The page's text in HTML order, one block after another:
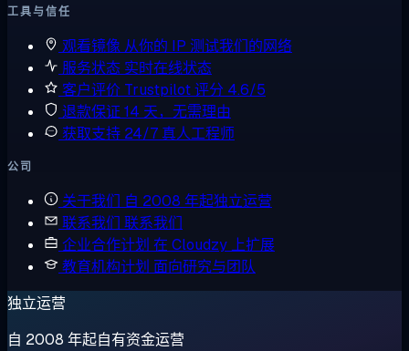
工具与信任
观看镜像 从你的 IP 测试我们的网络
服务状态 实时在线状态
客户评价 Trustpilot 评分 4.6/5
退款保证 14 天，无需理由
获取支持 24/7 真人工程师
公司
关于我们 自 2008 年起独立运营
联系我们 联系我们
企业合作计划 在 Cloudzy 上扩展
教育机构计划 面向研究与团队
独立运营
自 2008 年起自有资金运营